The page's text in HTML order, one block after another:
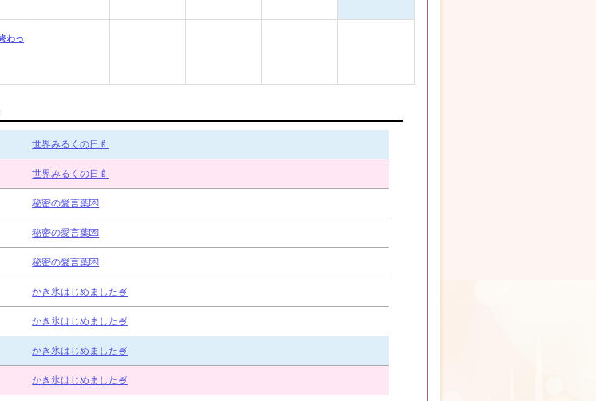
わっ
世界みるくの日🍼
世界みるくの日🍼
秘密の愛言葉💌
秘密の愛言葉💌
秘密の愛言葉💌
かき氷はじめました🍧
かき氷はじめました🍧
かき氷はじめました🍧
かき氷はじめました🍧